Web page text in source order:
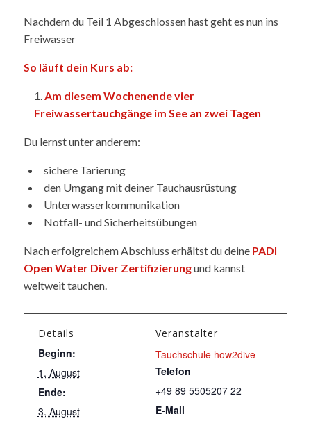
Nachdem du Teil 1 Abgeschlossen hast geht es nun ins
Freiwasser
So läuft dein Kurs ab:
Am diesem Wochenende vier
Freiwassertauchgänge im See an zwei Tagen
Du lernst unter anderem:
sichere Tarierung
den Umgang mit deiner Tauchausrüstung
Unterwasserkommunikation
Notfall- und Sicherheitsübungen
Nach erfolgreichem Abschluss erhältst du deine PADI
Open Water Diver Zertifizierungund kannst
weltweit tauchen.
Details
Beginn:
1. August
Ende:
3. August
Veranstalter
Tauchschule how2dive
Telefon
+49 89 5505207 22
E-Mail